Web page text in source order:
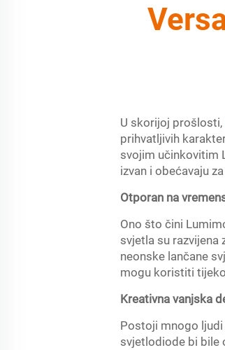
U skorijoj prošlosti,
prihvatljivih
svojim učinkovitim
izvan i obećavaju
Otporan na
Ono što čini
svjetla su razvijena
neonske lančane
mogu koristiti
Kreativna vanjska
Postoji mnogo
svjetlodiode bi bile